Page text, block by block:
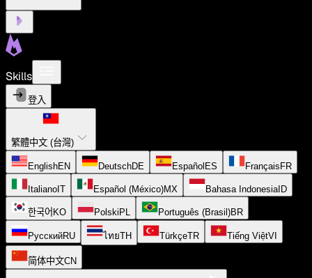
Skills
登入
繁體中文 (台灣)
EnglishEN DeutschDE EspañolES FrançaisFR
ItalianoIT Español (México)MX Bahasa IndonesiaID
한국어 KO PolskiPL Português (Brasil)BR
РусскийRU ไทยTH TürkçeTR Tiếng ViệtVI
简体中文CN